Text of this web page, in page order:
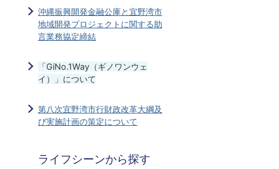
沖縄振興開発金融公庫と宜野湾市
地域開発プロジェクトに関する助
言業務協定締結
「GiNo.1Way（ギノワンウェ
イ）」について
第八次宜野湾市行財政改革大綱及
び実施計画の策定について
ライフシーンから探す